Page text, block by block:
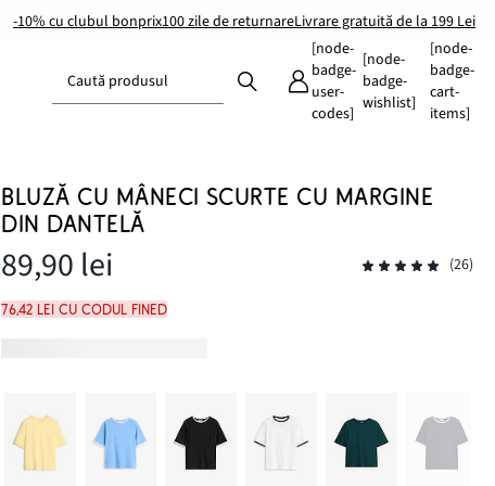
-10% cu clubul bonprix100 zile de returnareLivrare gratuită de la 199 Lei
Caută produsul
[node-
badge-
user-
codes]
[node-
badge-
wishlist]
[node-
badge-
cart-
items]
BLUZĂ CU MÂNECI SCURTE CU MARGINE
DIN DANTELĂ
89,90 lei (26)
76,42 lei cu codul FINED